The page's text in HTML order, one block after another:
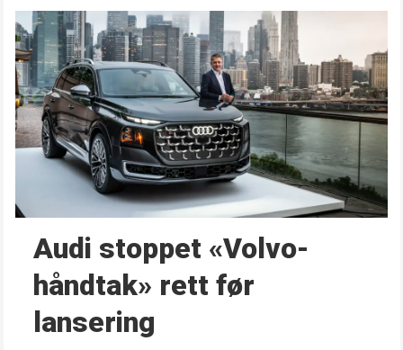
Audi stoppet «Volvo-
håndtak» rett før
lansering